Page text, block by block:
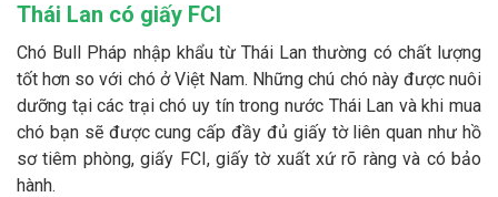
Thái Lan có giấy FCI
Chó Bull Pháp nhập khẩu từ Thái Lan thường có chất lượng
tốt hơn so với chó ở Việt Nam. Những chú chó này được nuôi
dưỡng tại các trại chó uy tín trong nước Thái Lan và khi mua
chó bạn sẽ được cung cấp đầy đủ giấy tờ liên quan như hồ
sơ tiêm phòng, giấy FCI, giấy tờ xuất xứ rõ ràng và có bảo
hành.